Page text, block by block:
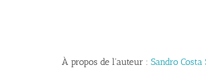
À propos de l'auteur : Sandro